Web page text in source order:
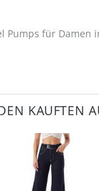
Pumps für Damen
KAUFTEN